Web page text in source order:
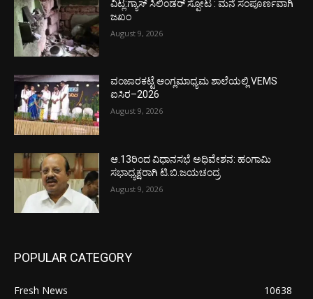
ವಿಟ್ಲ:ಗ್ಯಾಸ್ ಸಿಲಿಂಡರ್ ಸ್ಪೋಟ : ಮನೆ ಸಂಪೂರ್ಣವಾಗಿ
ಜಖಂ
August 9, 2026
ವಂಜಾರಕಟ್ಟೆ ಆಂಗ್ಲಮಾಧ್ಯಮ ಶಾಲೆಯಲ್ಲಿ VEMS
ಐಸಿರ–2026
August 9, 2026
ಆ.13ರಿಂದ ವಿಧಾನಸಭೆ ಅಧಿವೇಶನ: ಹಂಗಾಮಿ
ಸಭಾಧ್ಯಕ್ಷರಾಗಿ ಟಿ.ಬಿ.ಜಯಚಂದ್ರ
August 9, 2026
POPULAR CATEGORY
Fresh News
10638